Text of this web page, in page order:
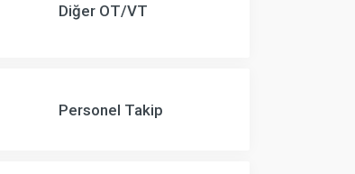
Diğer OT/VT
Personel Takip